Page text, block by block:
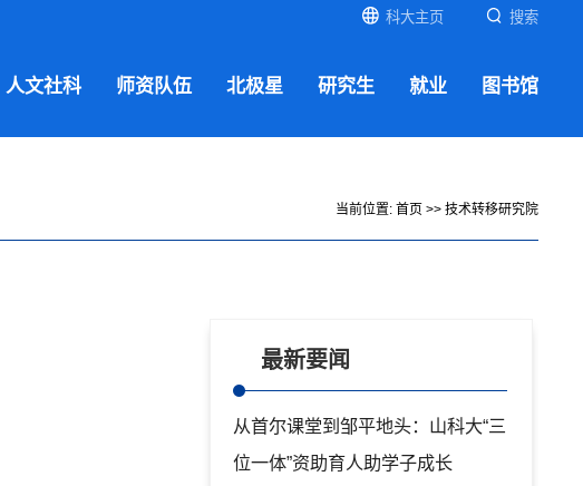
科大主页 搜索
人文社科 师资队伍 北极星 研究生 就业 图书馆
当前位置: 首页 >> 技术转移研究院
最新要闻
从首尔课堂到邹平地头：山科大“三
位一体”资助育人助学子成长